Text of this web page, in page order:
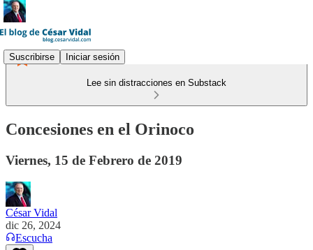
Suscribirse Iniciar sesión
Lee sin distracciones en Substack
Concesiones en el Orinoco
Viernes, 15 de Febrero de 2019
César Vidal
dic 26, 2024
Escucha